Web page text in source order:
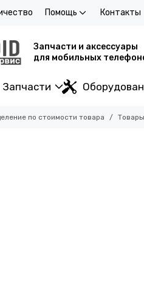
Помощь Контакты
Запчасти и аксессуары
для мобильных
Запчасти
по стоимости товара